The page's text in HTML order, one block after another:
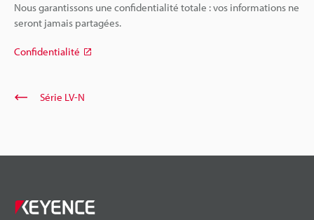
Nous garantissons une confidentialité totale : vos informations ne
seront jamais partagées.
Confidentialité
Série LV-N